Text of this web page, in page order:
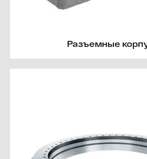
Разъемные